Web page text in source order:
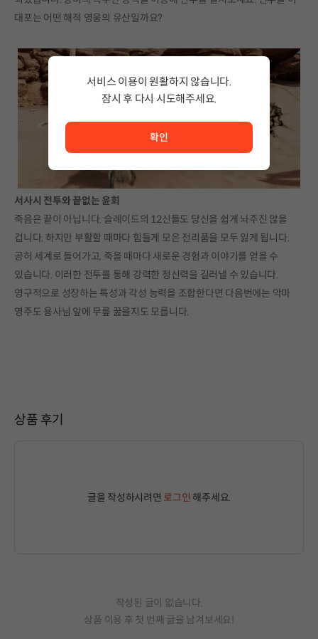
대포는 어떤 해적 영웅의 유산일까요?
서사시 전투와 끝없는 윤회
죽음은 끝이 아닙니다. 슬레이드의 12신들도 당신을 쉽게 놔주진 않을
겁니다. 하지만 부활할 때마다 힘들게 모은 전리품을 모두 잃게 됩니다.
공허 세계로 들어가고, 죽을 때마다 새로운 경험과 이야기를 얻을 수
있습니다. 이러한 전투를 통해 강력한 정신력을 길러낼 수 있습니다.
영구적으로 성장하는 특성과 각성 능력을 조합한다면 다음번에는 악마
영주도 용사님 앞에 무릎 꿇을지도 모릅니다.
상품 후기
글을 작성하시려면 로그인 해주세요.
작성된 글이 없습니다.
상품 이용 후 첫 번째 글을 남겨보세요!
서비스 이용이 원활하지 않습니다.
잠시 후 다시 시도해주세요.
서비스 이용이 원활하지 않습니다. <br/> 잠시 후 다시 시도
확인